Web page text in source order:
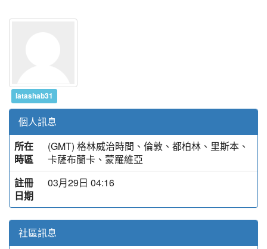
latashab31
個人訊息
所在
時區
(GMT) 格林威治時間、倫敦、都柏林、里斯本、
卡薩布蘭卡、蒙羅維亞
註冊
日期
03月29日 04:16
社區訊息